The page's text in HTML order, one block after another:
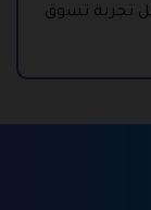
تجربة تسوق